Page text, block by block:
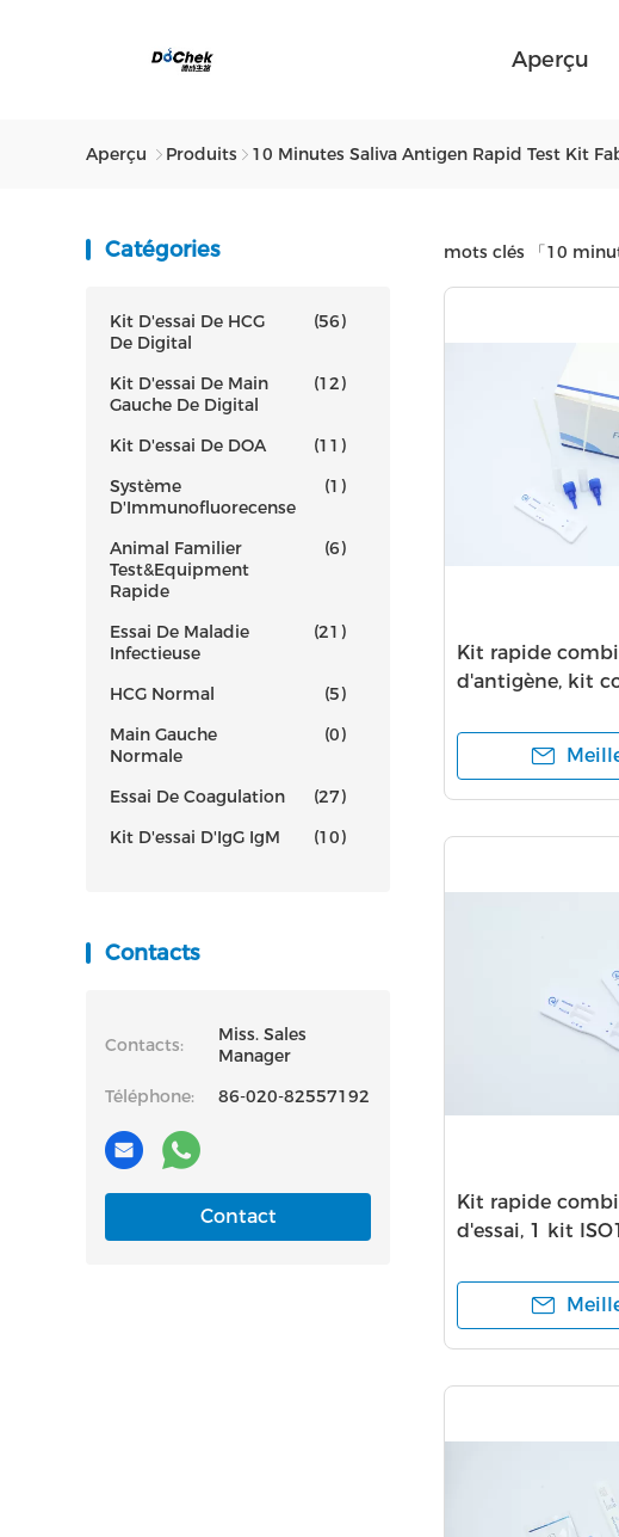
Aperçu
Aperçu Produits 10 Minutes Saliva Antigen Rapid Test Kit
Catégories
Kit D'essai De HCG
De Digital
(56)
Kit D'essai De Main
Gauche De Digital
(12)
Kit D'essai De DOA
(11)
Système
D'Immunofluorecense
(1)
Animal Familier
Test&Equipment
Rapide
(6)
Essai De Maladie
Infectieuse
(21)
HCG Normal
(5)
Main Gauche
Normale
(0)
Essai De Coagulation
(27)
Kit D'essai D'IgG IgM
(10)
Contacts
Contacts:
Miss. Sales
Manager
Téléphone:
86-020-82557192
Contact
mots clés 「10
Kit rapide
d'antigène, kit
Kit rapide
d'essai, 1 kit